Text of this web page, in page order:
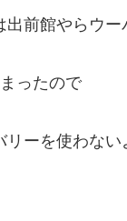
前館やらウ
ったので
ーを使わな